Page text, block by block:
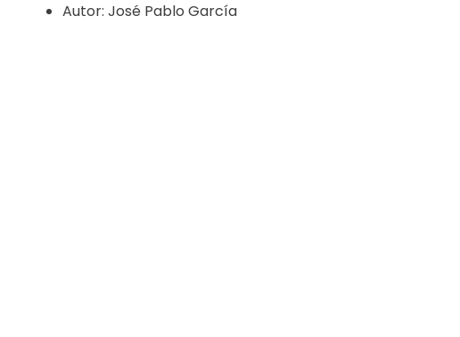
Autor: José Pablo García